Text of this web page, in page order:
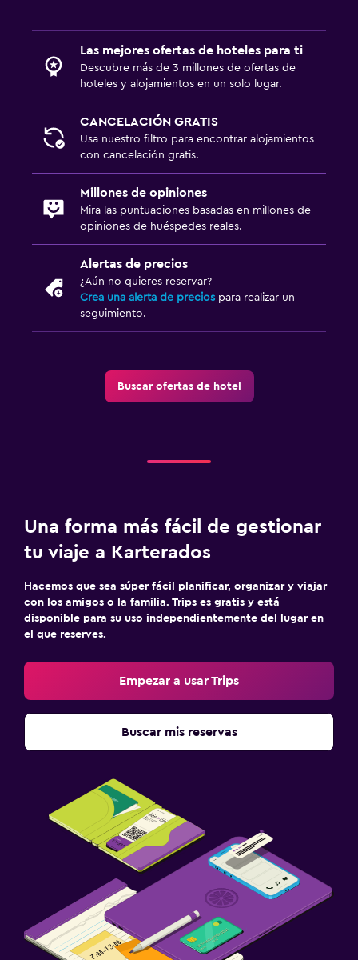
Las mejores ofertas de hoteles para ti
Descubre más de 3 millones de ofertas de
hoteles y alojamientos en un solo lugar.
CANCELACIÓN GRATIS
Usa nuestro filtro para encontrar alojamientos
con cancelación gratis.
Millones de opiniones
Mira las puntuaciones basadas en millones de
opiniones de huéspedes reales.
Alertas de precios
¿Aún no quieres reservar?
Crea una alerta de precios para realizar un
seguimiento.
Buscar ofertas de hotel
Una forma más fácil de gestionar
tu viaje a Karterados
Hacemos que sea súper fácil planificar, organizar y viajar
con los amigos o la familia. Trips es gratis y está
disponible para su uso independientemente del lugar en
el que reserves.
Empezar a usar Trips
Buscar mis reservas